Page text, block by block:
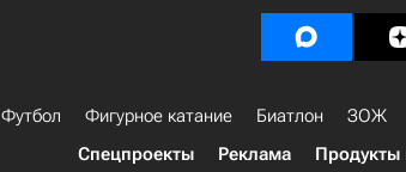
Футбол Фигурное катание Биатлон ЗОЖ
Спецпроекты
Реклама Продукты